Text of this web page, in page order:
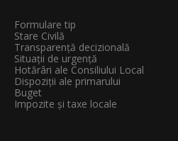
Formulare tip
Stare Civilă
Transparenţă decizională
Situații de urgență
Hotărâri ale Consiliului Local
Dispoziții ale primarului
Buget
Impozite și taxe locale